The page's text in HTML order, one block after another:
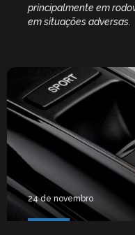
principalmente em
em situações adversas.
24 de novembro